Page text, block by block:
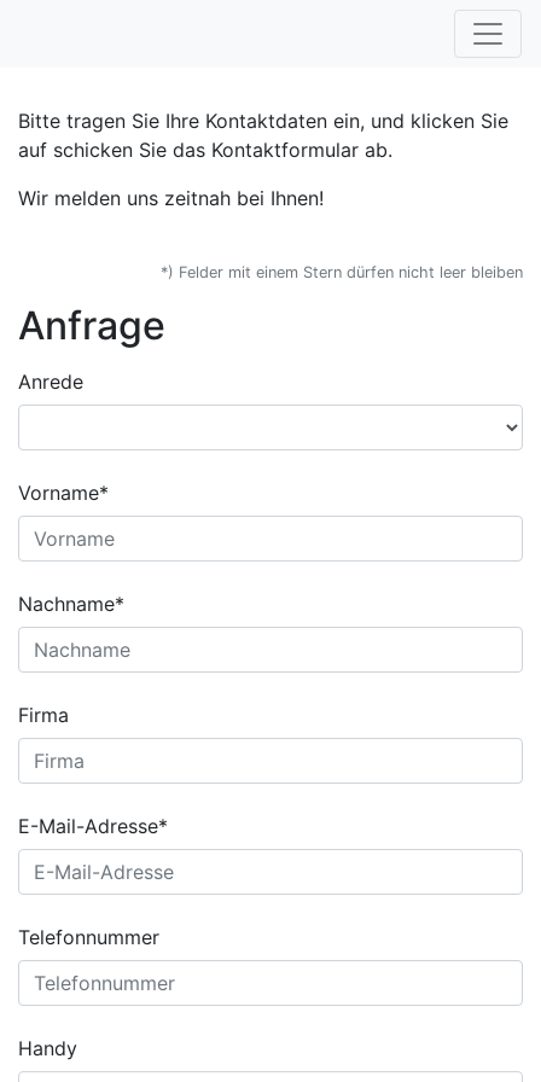
Bitte tragen Sie Ihre Kontaktdaten ein, und klicken Sie
auf schicken Sie das Kontaktformular ab.
Wir melden uns zeitnah bei Ihnen!
*) Felder mit einem Stern dürfen nicht leer bleiben
Anfrage
Anrede
Vorname*
Nachname*
Firma
E-Mail-Adresse*
Telefonnummer
Handy